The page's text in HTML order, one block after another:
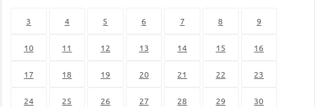
3 4 5 6 7 8 9
10 11 12 13 14 15 16
17 18 19 20 21 22 23
24 25 26 27 28 29 30